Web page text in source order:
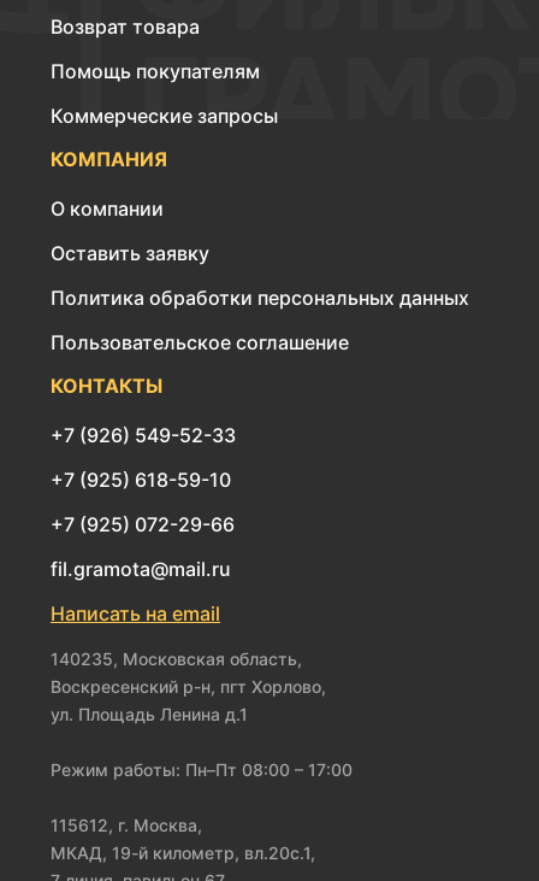
Возврат товара
Помощь покупателям
Коммерческие запросы
КОМПАНИЯ
О компании
Оставить заявку
Политика обработки персональных данных
Пользовательское соглашение
КОНТАКТЫ
+7 (926) 549-52-33
+7 (925) 618-59-10
+7 (925) 072-29-66
fil.gramota@mail.ru
Написать на email
140235, Московская область,
Воскресенский р-н, пгт Хорлово,
ул. Площадь Ленина д.1
Режим работы: Пн–Пт 08:00 – 17:00
115612, г. Москва,
МКАД, 19-й километр, вл.20с.1,